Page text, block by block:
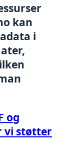
kan
i
og
vi støtter